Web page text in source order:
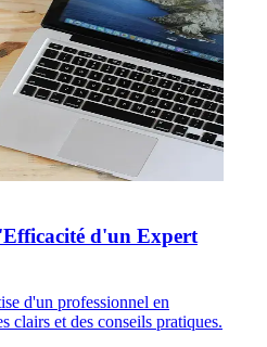
d'un Expert
d'un professionnel en
clairs et des conseils pratiques.